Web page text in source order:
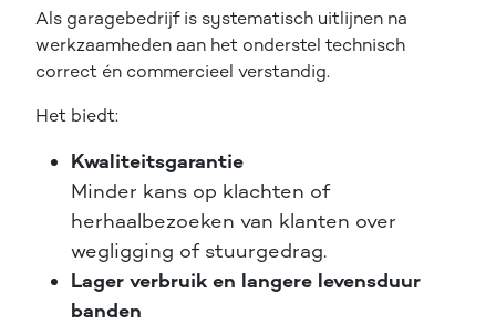
Als garagebedrijf is systematisch uitlijnen na
werkzaamheden aan het onderstel technisch
correct én commercieel verstandig.
Het biedt:
Kwaliteitsgarantie
Minder kans op klachten of
herhaalbezoeken van klanten over
wegligging of stuurgedrag.
Lager verbruik en langere levensduur
banden